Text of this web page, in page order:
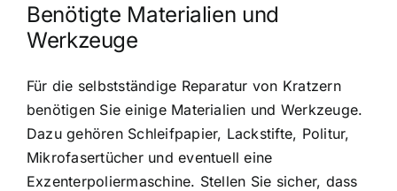
Benötigte Materialien und
Werkzeuge
Für die selbstständige Reparatur von Kratzern
benötigen Sie einige Materialien und Werkzeuge.
Dazu gehören Schleifpapier, Lackstifte, Politur,
Mikrofasertücher und eventuell eine
Exzenterpoliermaschine. Stellen Sie sicher, dass